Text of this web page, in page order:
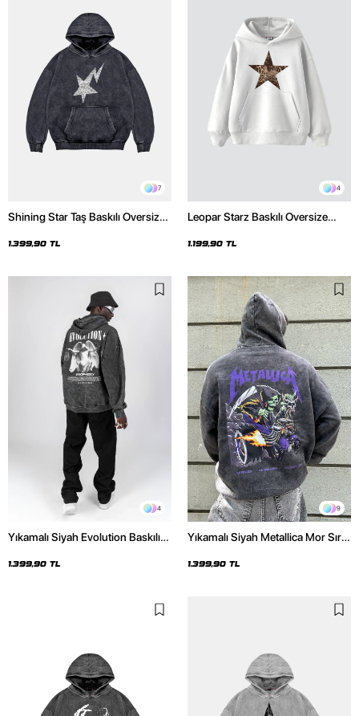
7
Shining Star Taş Baskılı Oversize
Hoodie
1.399,90 TL
4
Leopar Starz Baskılı Oversize
1.199,90 TL
4
Yıkamalı Siyah Evolution Baskılı
Hoodie
1.399,90 TL
9
Yıkamalı Siyah Metallica Mor Sırt
Hoodie
1.399,90 TL